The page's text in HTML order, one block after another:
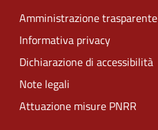
Amministrazione trasparente
Informativa privacy
Dichiarazione di accessibilità
Note legali
Attuazione misure PNRR